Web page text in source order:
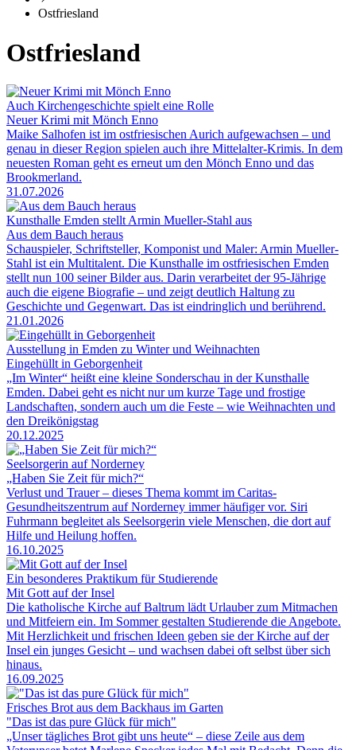
Ostfriesland
Ostfriesland
Auch Kirchengeschichte spielt eine Rolle
Neuer Krimi mit Mönch Enno
Maike Salhofen ist im ostfriesischen Aurich aufgewachsen – und
genau in dieser Region spielen auch ihre Mittelalter-Krimis. In dem
neuesten Roman geht es erneut um den Mönch Enno und das
Brookmerland.
31.07.2026
Kunsthalle Emden stellt Armin Mueller-Stahl aus
Aus dem Bauch heraus
Schauspieler, Schriftsteller, Komponist und Maler: Armin Mueller-
Stahl ist ein Multitalent. Die Kunsthalle im ostfriesischen Emden
stellt nun 100 seiner Bilder aus. Darin verarbeitet der 95-Jährige
auch die eigene Biografie – und zeigt deutlich Haltung zu
Geschichte und Gegenwart. Das ist eindringlich und berührend.
21.01.2026
Ausstellung in Emden zu Winter und Weihnachten
Eingehüllt in Geborgenheit
„Im Winter“ heißt eine kleine Sonderschau in der Kunsthalle
Emden. Dabei geht es nicht nur um kurze Tage und frostige
Landschaften, sondern auch um die Feste – wie Weihnachten und
den Dreikönigstag
20.12.2025
Seelsorgerin auf Norderney
„Haben Sie Zeit für mich?“
Verlust und Trauer – dieses Thema kommt im Caritas-
Gesundheitszentrum auf Norderney immer häufiger vor. Siri
Fuhrmann begleitet als Seelsorgerin viele Menschen, die dort auf
Hilfe und Heilung hoffen.
16.10.2025
Ein besonderes Praktikum für Studierende
Mit Gott auf der Insel
Die katholische Kirche auf Baltrum lädt Urlauber zum Mitmachen
und Mitfeiern ein. Im Sommer gestalten Studierende die Angebote.
Mit Herzlichkeit und frischen Ideen geben sie der Kirche auf der
Insel ein junges Gesicht – und wachsen dabei oft selbst über sich
hinaus.
16.09.2025
Frisches Brot aus dem Backhaus im Garten
"Das ist das pure Glück für mich"
„Unser tägliches Brot gibt uns heute“ – diese Zeile aus dem